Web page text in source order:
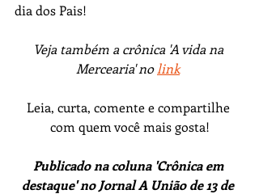
dia dos Pais!
Veja também a crônica 'A vida na
Mercearia' no link
Leia, curta, comente e compartilhe
com quem você mais gosta!
Publicado na coluna 'Crônica em
destaque' no Jornal A União de 13 de